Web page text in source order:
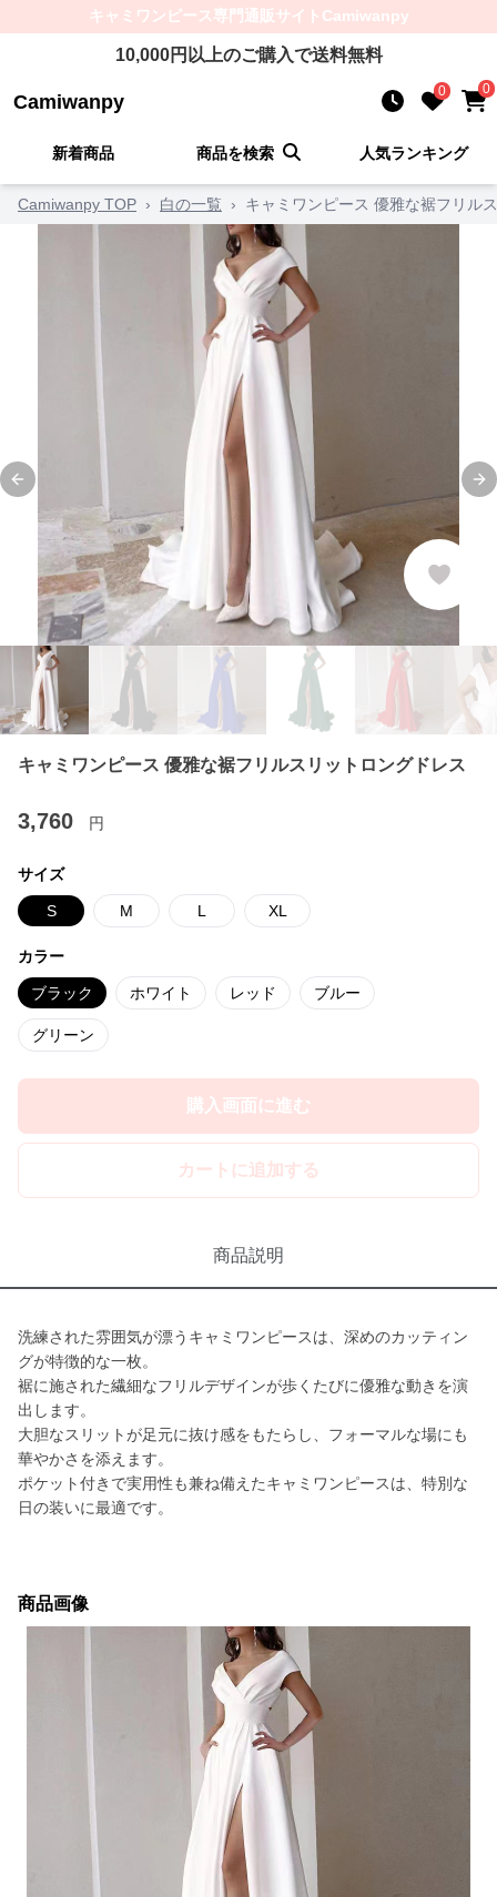
キャミワンピース専門通販サイト Camiwanpy
10,000円以上のご購入で送料無料
Camiwanpy 0 0
新着商品 商品を検索 人気ランキング
Camiwanpy TOP › 白の一覧 › キャミワンピース 優雅な裾フリル
Previous slide
キャミワンピース 優雅な裾フリルスリットロングドレス
3,760 円
サイズ
S M L XL
カラー
ブラック ホワイト レッド ブルー
グリーン
購入画面に進む
カートに追加する
商品説明
洗練された雰囲気が漂うキャミワンピースは、深めのカッティン
グが特徴的な一枚。
裾に施された繊細なフリルデザインが歩くたびに優雅な動きを演
出します。
大胆なスリットが足元に抜け感をもたらし、フォーマルな場にも
華やかさを添えます。
ポケット付きで実用性も兼ね備えたキャミワンピースは、特別な
日の装いに最適です。
商品画像